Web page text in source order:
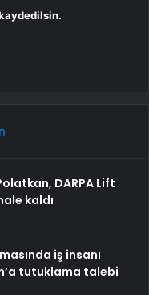
DARPA Lift
kaldı
iş insanı
tutuklama talebi